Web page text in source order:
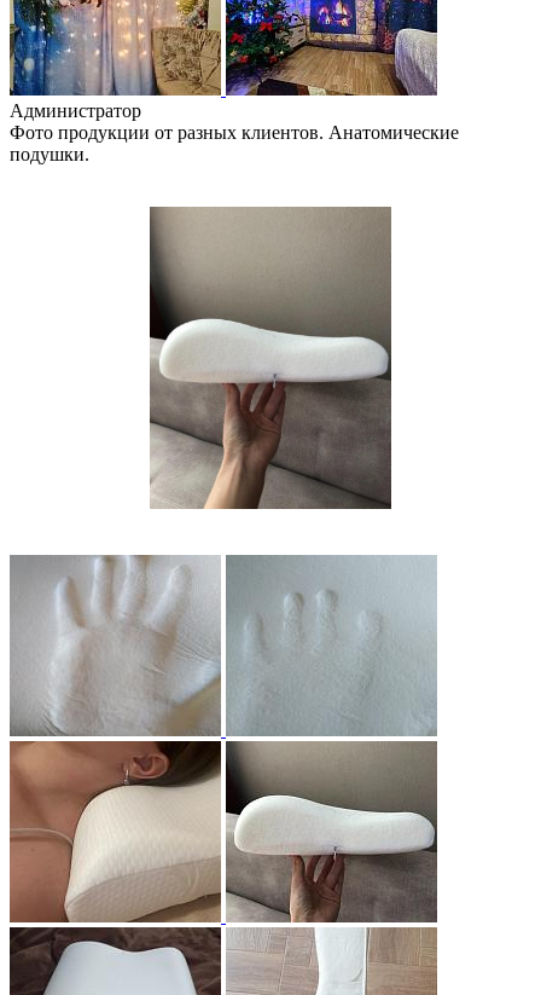
Администратор
Фото продукции от разных клиентов. Анатомические
подушки.